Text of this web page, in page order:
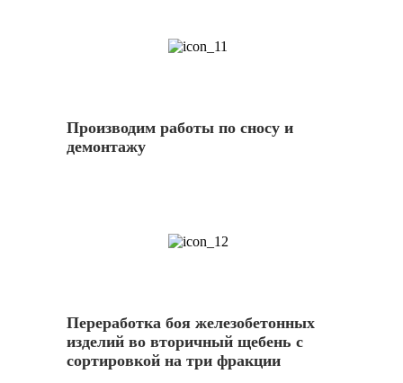
Производим работы по сносу и
демонтажу
Переработка боя железобетонных
изделий во вторичный щебень с
сортировкой на три фракции